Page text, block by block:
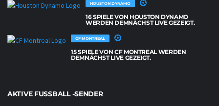
HOUSTON DYNAMO
16 SPIELE VON HOUSTON DYNAMO
WERDEN DEMNÄCHST LIVE GEZEIGT.
CF MONTREAL
15 SPIELE VON CF MONTREAL WERDEN
DEMNÄCHST LIVE GEZEIGT.
AKTIVE FUSSBALL -SENDER